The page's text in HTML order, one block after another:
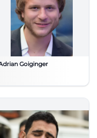
Goiginger